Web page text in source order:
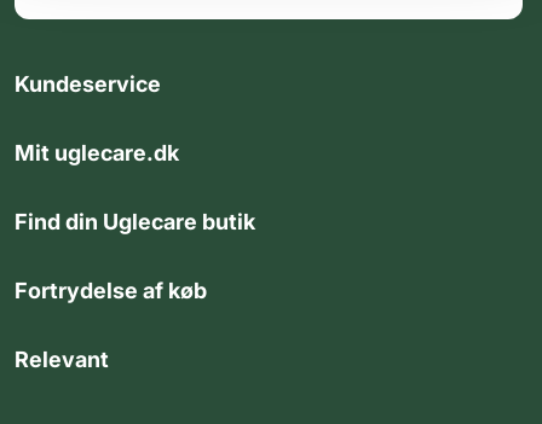
Kundeservice
Mit uglecare.dk
Find din Uglecare butik
Fortrydelse af køb
Relevant